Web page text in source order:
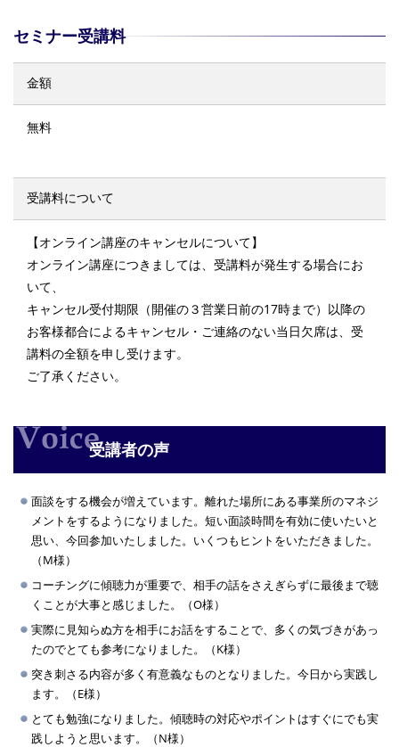
セミナー受講料
金額
無料
受講料について
【オンライン講座のキャンセルについて】
オンライン講座につきましては、受講料が発生する場合にお
いて、
キャンセル受付期限（開催の３営業日前の17時まで）以降の
お客様都合によるキャンセル・ご連絡のない当日欠席は、受
講料の全額を申し受けます。
ご了承ください。
受講者の声
面談をする機会が増えています。離れた場所にある事業所のマネジ
メントをするようになりました。短い面談時間を有効に使いたいと
思い、今回参加いたしました。いくつもヒントをいただきました。
（M様）
コーチングに傾聴力が重要で、相手の話をさえぎらずに最後まで聴
くことが大事と感じました。（O様）
実際に見知らぬ方を相手にお話をすることで、多くの気づきがあっ
たのでとても参考になりました。（K様）
突き刺さる内容が多く有意義なものとなりました。今日から実践し
ます。（E様）
とても勉強になりました。傾聴時の対応やポイントはすぐにでも実
践しようと思います。（N様）